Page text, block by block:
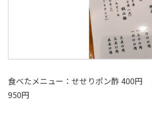
食べたメニュー：せせりポン酢 400円
950円